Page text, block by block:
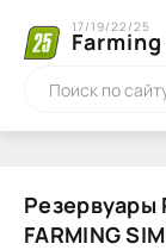
17/19/22/25
Резервуары
FARMING